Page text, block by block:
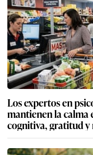
Los expertos en
mantienen la calma
cognitiva, gratitud